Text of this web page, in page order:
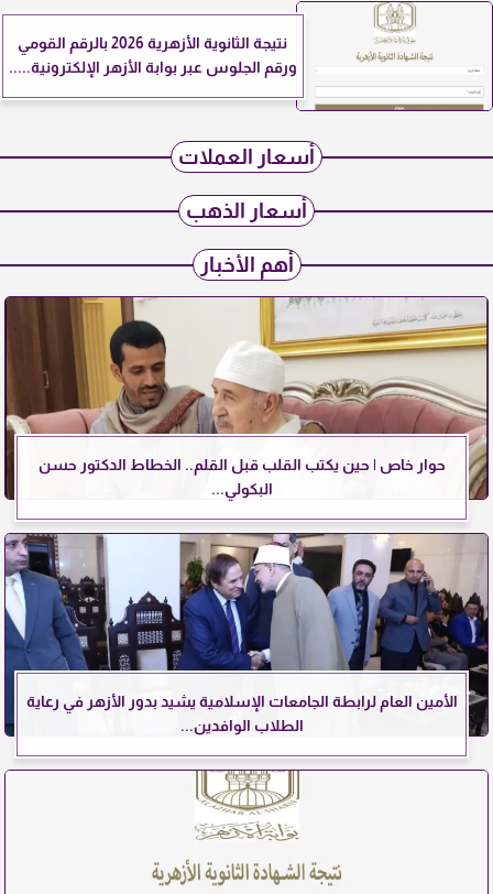
نتيجة الثانوية الأزهرية 2026 بالرقم القومي
ورقم الجلوس عبر بوابة الأزهر الإلكترونية.....
أسعار العملات
أسعار الذهب
أهم الأخبار
حوار خاص | حين يكتب القلب قبل القلم.. الخطاط الدكتور حسن
البكولي...
الأمين العام لرابطة الجامعات الإسلامية يشيد بدور الأزهر في رعاية
الطلاب الوافدين...